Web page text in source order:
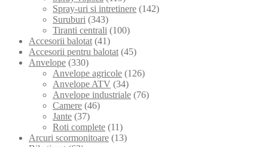
Spray-uri si intretinere (142)
Suruburi (343)
Tiranti centrali (100)
Accesorii balotat (41)
Accesorii pentru balotat (45)
Anvelope (330)
Anvelope agricole (126)
Anvelope ATV (34)
Anvelope industriale (76)
Camere (46)
Jante (37)
Roti complete (11)
Arcuri scormonitoare (13)